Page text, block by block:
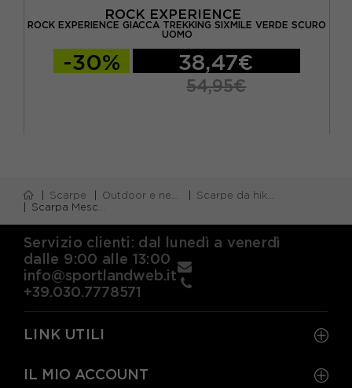
ROCK EXPERIENCE
ROCK EXPERIENCE GIACCA TREKKING SIXMILE VERDE SCURO
UOMO
-30% 38,47€
54,95€
Scarpe Outdoor e neve
Scarpe da hiking
Scarpa Mescalito Thyme Verde - Scarpe Hiking Uomo
Servizio clienti: dal lunedì a venerdì
dalle 9:00 alle 13:00
info@sportlandweb.it
+39.030.7778571
LINK UTILI
IL MIO ACCOUNT